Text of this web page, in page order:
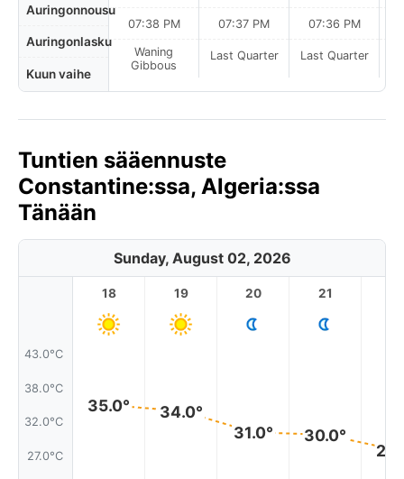
Auringonnousu
Auringonlasku
Kuun vaihe
07:38 PM
Waning
Gibbous
07:37 PM
Last Quarter
07:36 PM
Last Quarter
Tuntien sääennuste
Constantine:ssa, Algeria:ssa
Tänään
Sunday, August 02, 2026
43.0°C
38.0°C
32.0°C
27.0°C
18
35.0°
19
34.0°
20
31.0°
21
30.0°